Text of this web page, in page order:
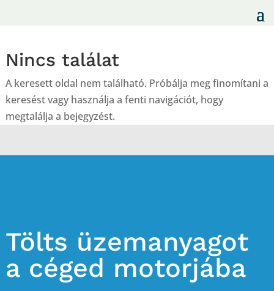
Nincs találat
A keresett oldal nem található. Próbálja meg finomítani a
keresést vagy használja a fenti navigációt, hogy
megtalálja a bejegyzést.
Tölts üzemanyagot
a céged motorjába